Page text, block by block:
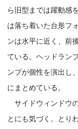
ら旧型までは躍動感
は落ち着いた台形フ
ンは水平に近く、前
ている。ヘッドラン
ンプが個性を演出し
にまとめている。
サイドウィンドウ
とにも気づく。とり